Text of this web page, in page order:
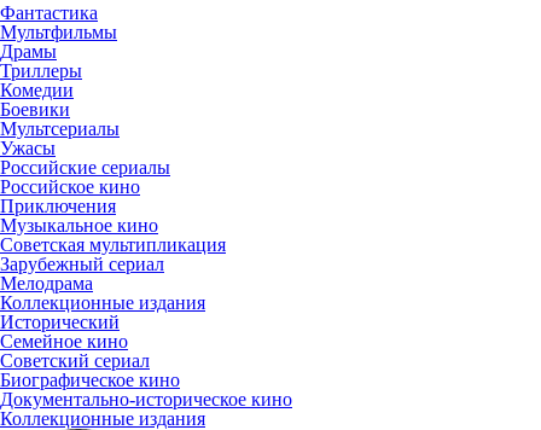
Фантастика
Мультфильмы
Драмы
Триллеры
Комедии
Боевики
Мультсериалы
Ужасы
Российские сериалы
Российское кино
Приключения
Музыкальное кино
Советская мультипликация
Зарубежный сериал
Мелодрама
Коллекционные издания
Исторический
Семейное кино
Советский сериал
Биографическое кино
Документально-историческое кино
Коллекционные издания